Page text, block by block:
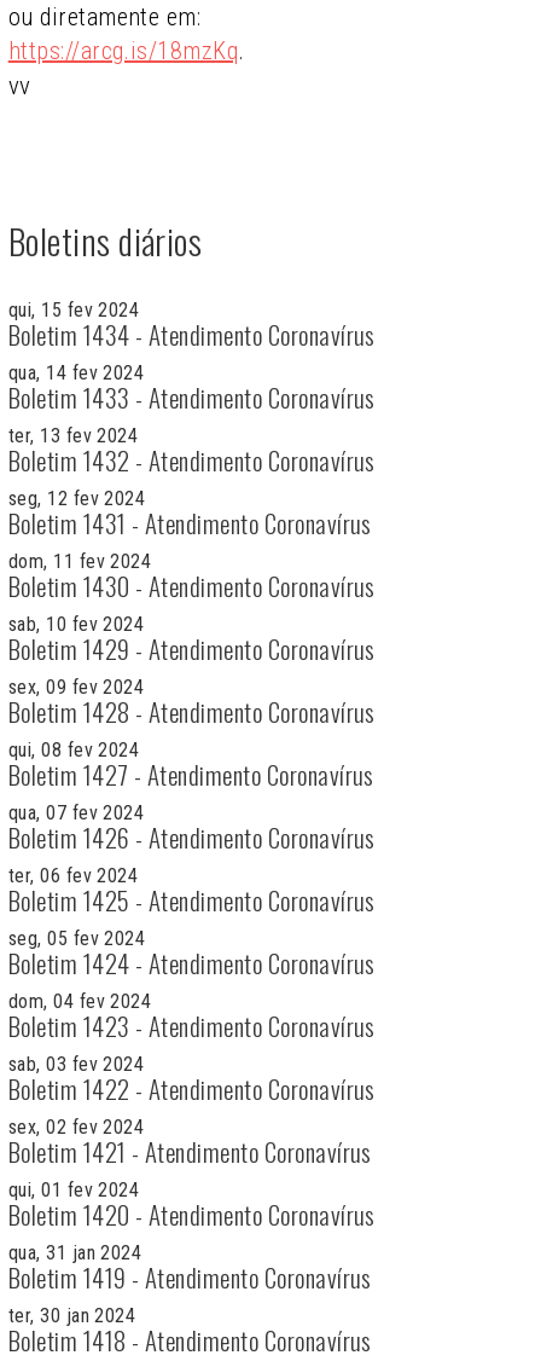
ou diretamente em:
https://arcg.is/18mzKq.
vv
Boletins diários
qui, 15 fev 2024
Boletim 1434 - Atendimento Coronavírus
qua, 14 fev 2024
Boletim 1433 - Atendimento Coronavírus
ter, 13 fev 2024
Boletim 1432 - Atendimento Coronavírus
seg, 12 fev 2024
Boletim 1431 - Atendimento Coronavírus
dom, 11 fev 2024
Boletim 1430 - Atendimento Coronavírus
sab, 10 fev 2024
Boletim 1429 - Atendimento Coronavírus
sex, 09 fev 2024
Boletim 1428 - Atendimento Coronavírus
qui, 08 fev 2024
Boletim 1427 - Atendimento Coronavírus
qua, 07 fev 2024
Boletim 1426 - Atendimento Coronavírus
ter, 06 fev 2024
Boletim 1425 - Atendimento Coronavírus
seg, 05 fev 2024
Boletim 1424 - Atendimento Coronavírus
dom, 04 fev 2024
Boletim 1423 - Atendimento Coronavírus
sab, 03 fev 2024
Boletim 1422 - Atendimento Coronavírus
sex, 02 fev 2024
Boletim 1421 - Atendimento Coronavírus
qui, 01 fev 2024
Boletim 1420 - Atendimento Coronavírus
qua, 31 jan 2024
Boletim 1419 - Atendimento Coronavírus
ter, 30 jan 2024
Boletim 1418 - Atendimento Coronavírus